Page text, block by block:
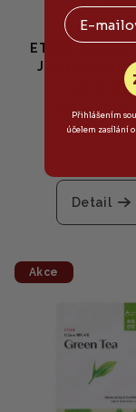
ETUDE HOUSE -
Jung Hydro
Cream 23AD
krém
107 Kč
150 Kč (–28
Detail
Akce
Email
Přihlášením
účelem zasílání